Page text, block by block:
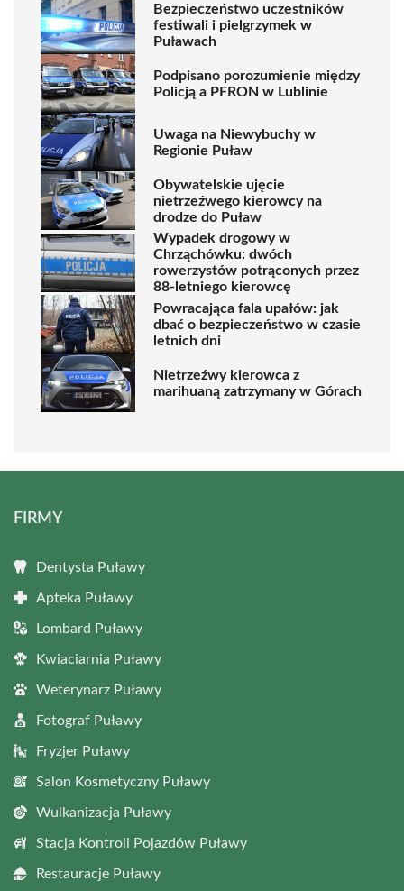
Bezpieczeństwo uczestników
festiwali i pielgrzymek w
Puławach
Podpisano porozumienie między
Policją a PFRON w Lublinie
Uwaga na Niewybuchy w
Regionie Puław
Obywatelskie ujęcie
nietrzeźwego kierowcy na
drodze do Puław
Wypadek drogowy w
Chrząchówku: dwóch
rowerzystów potrąconych przez
88-letniego kierowcę
Powracająca fala upałów: jak
dbać o bezpieczeństwo w czasie
letnich dni
Nietrzeźwy kierowca z
marihuaną zatrzymany w Górach
FIRMY
Dentysta Puławy
Apteka Puławy
Lombard Puławy
Kwiaciarnia Puławy
Weterynarz Puławy
Fotograf Puławy
Fryzjer Puławy
Salon Kosmetyczny Puławy
Wulkanizacja Puławy
Stacja Kontroli Pojazdów Puławy
Restauracje Puławy